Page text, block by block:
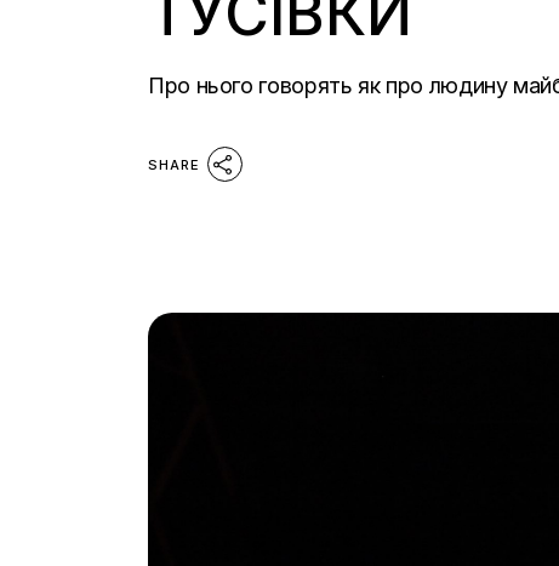
Про нього говорять як про людину
SHARE